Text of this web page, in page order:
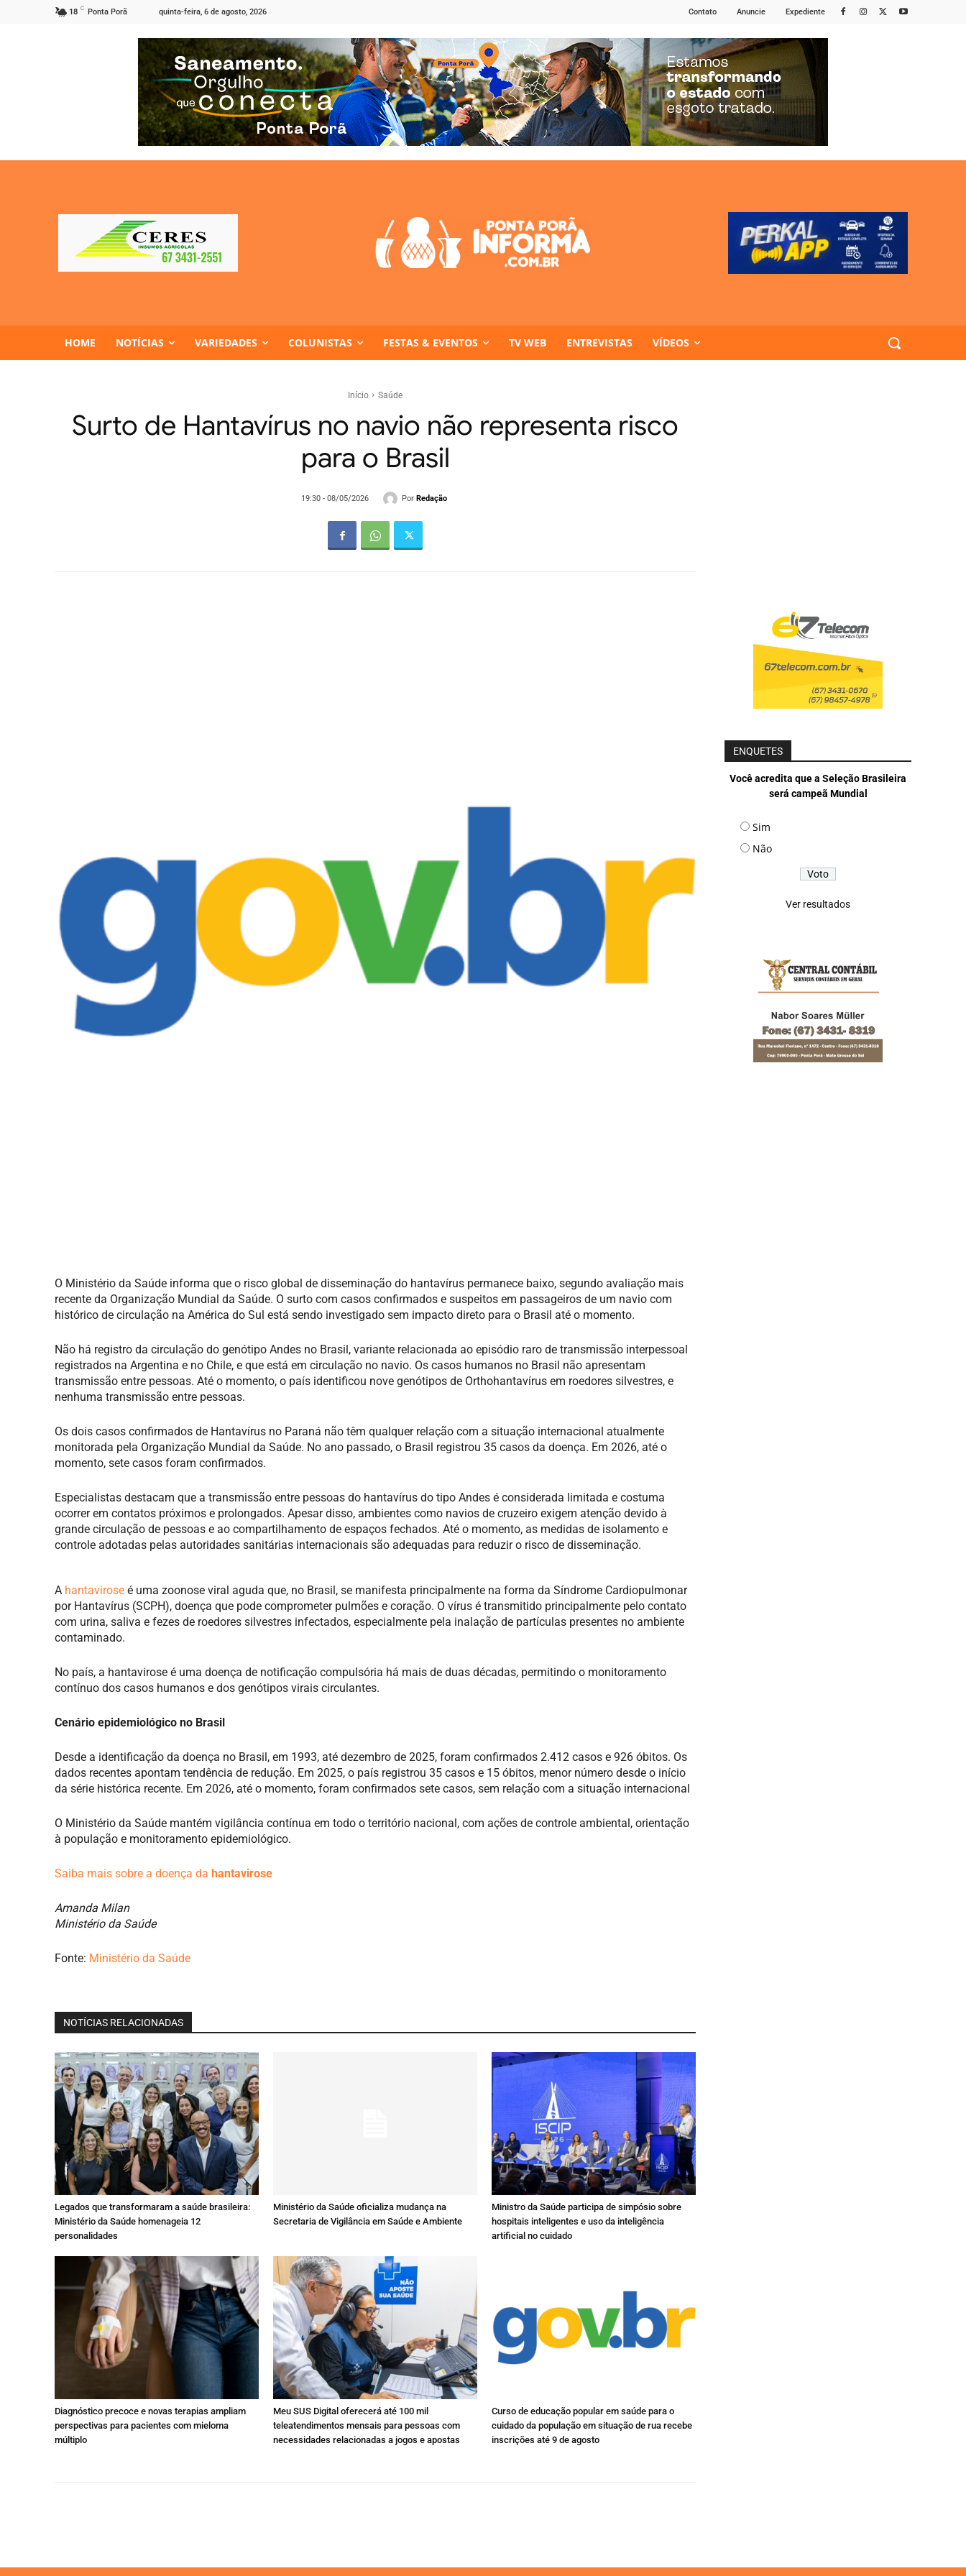
18 C Ponta Porã quinta-feira, 6 de agosto, 2026 Contato Anuncie Expediente
HOME NOTÍCIAS VARIEDADES COLUNISTAS FESTAS & EVENTOS TV WEB ENTREVISTAS VÍDEOS
Início Saúde
Surto de Hantavírus no navio não representa risco
para o Brasil
19:30 - 08/05/2026 Por Redação
O Ministério da Saúde informa que o risco global de disseminação do hantavírus permanece baixo, segundo avaliação mais
recente da Organização Mundial da Saúde. O surto com casos confirmados e suspeitos em passageiros de um navio com
histórico de circulação na América do Sul está sendo investigado sem impacto direto para o Brasil até o momento.
Não há registro da circulação do genótipo Andes no Brasil, variante relacionada ao episódio raro de transmissão interpessoal
registrados na Argentina e no Chile, e que está em circulação no navio. Os casos humanos no Brasil não apresentam
transmissão entre pessoas. Até o momento, o país identificou nove genótipos de Orthohantavírus em roedores silvestres, e
nenhuma transmissão entre pessoas.
Os dois casos confirmados de Hantavírus no Paraná não têm qualquer relação com a situação internacional atualmente
monitorada pela Organização Mundial da Saúde. No ano passado, o Brasil registrou 35 casos da doença. Em 2026, até o
momento, sete casos foram confirmados.
Especialistas destacam que a transmissão entre pessoas do hantavírus do tipo Andes é considerada limitada e costuma
ocorrer em contatos próximos e prolongados. Apesar disso, ambientes como navios de cruzeiro exigem atenção devido à
grande circulação de pessoas e ao compartilhamento de espaços fechados. Até o momento, as medidas de isolamento e
controle adotadas pelas autoridades sanitárias internacionais são adequadas para reduzir o risco de disseminação.
A hantavirose é uma zoonose viral aguda que, no Brasil, se manifesta principalmente na forma da Síndrome Cardiopulmonar
por Hantavírus (SCPH), doença que pode comprometer pulmões e coração. O vírus é transmitido principalmente pelo contato
com urina, saliva e fezes de roedores silvestres infectados, especialmente pela inalação de partículas presentes no ambiente
contaminado.
No país, a hantavirose é uma doença de notificação compulsória há mais de duas décadas, permitindo o monitoramento
contínuo dos casos humanos e dos genótipos virais circulantes.
Cenário epidemiológico no Brasil
Desde a identificação da doença no Brasil, em 1993, até dezembro de 2025, foram confirmados 2.412 casos e 926 óbitos. Os
dados recentes apontam tendência de redução. Em 2025, o país registrou 35 casos e 15 óbitos, menor número desde o início
da série histórica recente. Em 2026, até o momento, foram confirmados sete casos, sem relação com a situação internacional
O Ministério da Saúde mantém vigilância contínua em todo o território nacional, com ações de controle ambiental, orientação
à população e monitoramento epidemiológico.
Saiba mais sobre a doença da hantavirose
Amanda Milan
Ministério da Saúde
Fonte: Ministério da Saúde
NOTÍCIAS RELACIONADAS
Legados que transformaram a saúde brasileira:
Ministério da Saúde homenageia 12
personalidades
Ministério da Saúde oficializa mudança na
Secretaria de Vigilância em Saúde e Ambiente
Ministro da Saúde participa de simpósio sobre
hospitais inteligentes e uso da inteligência
artificial no cuidado
Diagnóstico precoce e novas terapias ampliam
perspectivas para pacientes com mieloma
múltiplo
Meu SUS Digital oferecerá até 100 mil
teleatendimentos mensais para pessoas com
necessidades relacionadas a jogos e apostas
Curso de educação popular em saúde para o
cuidado da população em situação de rua recebe
inscrições até 9 de agosto
ENQUETES
Você acredita que a Seleção Brasileira
será campeã Mundial
Sim
Não
Ver resultados